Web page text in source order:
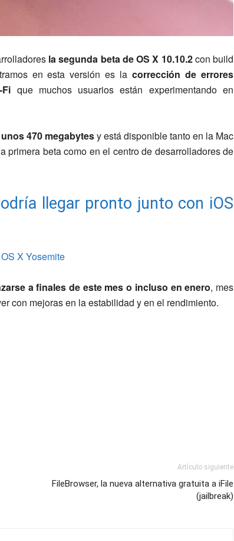
la segunda beta de OS X 10.10.2con build
en esta versión es lacorrección de errores
que muchos usuarios están experimentando en
470 megabytesy está disponible tanto en la Mac
primera beta como en el centro de desarrolladores de
llegar pronto junto con iOS
a finales de este mes o incluso en enero, mes
con mejoras en la estabilidad y en el rendimiento.
Artículo siguiente
FileBrowser, la nueva alternativa gratuita a iFile
(jailbreak)